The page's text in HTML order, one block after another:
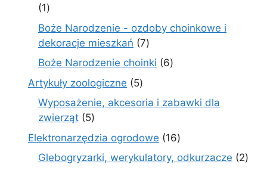
11
produkt
Boże Narodzenie - ozdoby choinkowe i
dekoracje mieszkań 77
produktów
Boże Narodzenie choinki 66
Artykuły zoologiczne 55
produktów
Wyposażenie, akcesoria i zabawki dla
zwierząt 55
produktów
Elektronarzędzia ogrodowe 1616
produktów
Glebogryzarki, werykulatory, odkurzacze 22